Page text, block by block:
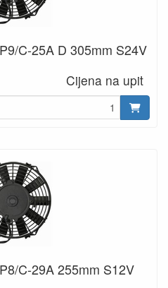
C-25A D 305mm S24V
Cijena na upit
C-29A 255mm S12V